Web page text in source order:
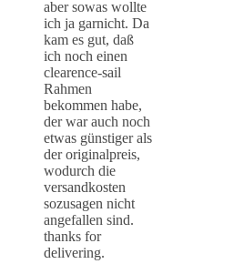
aber sowas wollte
ich ja garnicht. Da
kam es gut, daß
ich noch einen
clearence-sail
Rahmen
bekommen habe,
der war auch noch
etwas günstiger als
der originalpreis,
wodurch die
versandkosten
sozusagen nicht
angefallen sind.
thanks for
delivering.